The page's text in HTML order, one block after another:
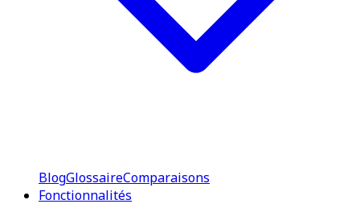
BlogGlossaireComparaisons
Fonctionnalités